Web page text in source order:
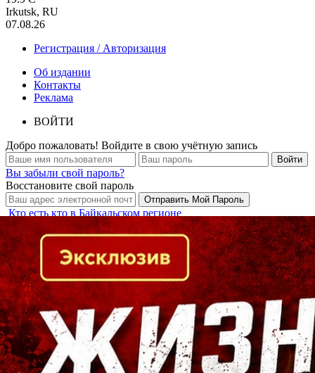
Irkutsk, RU
07.08.26
Регистрация / Авторизация
Об издании
Контакты
Реклама
ВОЙТИ
Добро пожаловать! Войдите в свою учётную запись
Вы забыли свой пароль?
Восстановите свой пароль
Кто есть кто в Байкальском регионе